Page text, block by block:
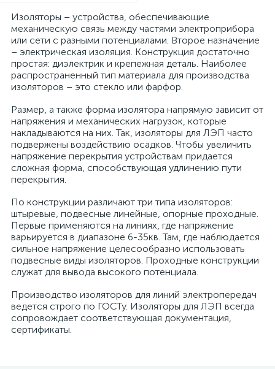
Изоляторы – устройства, обеспечивающие
механическую связь между частями электроприбора
или сети с разными потенциалами. Второе назначение
– электрическая изоляция. Конструкция достаточно
простая: диэлектрик и крепежная деталь. Наиболее
распространенный тип материала для производства
изоляторов – это стекло или фарфор.
Размер, а также форма изолятора напрямую зависит от
напряжения и механических нагрузок, которые
накладываются на них. Так, изоляторы для ЛЭП часто
подвержены воздействию осадков. Чтобы увеличить
напряжение перекрытия устройствам придается
сложная форма, способствующая удлинению пути
перекрытия.
По конструкции различают три типа изоляторов:
штыревые, подвесные линейные, опорные проходные.
Первые применяются на линиях, где напряжение
варьируется в диапазоне 6-35кв. Там, где наблюдается
сильное напряжение целесообразно использовать
подвесные виды изоляторов. Проходные конструкции
служат для вывода высокого потенциала.
Производство изоляторов для линий электропередач
ведется строго по ГОСТу. Изоляторы для ЛЭП всегда
сопровождает соответствующая документация,
сертификаты.